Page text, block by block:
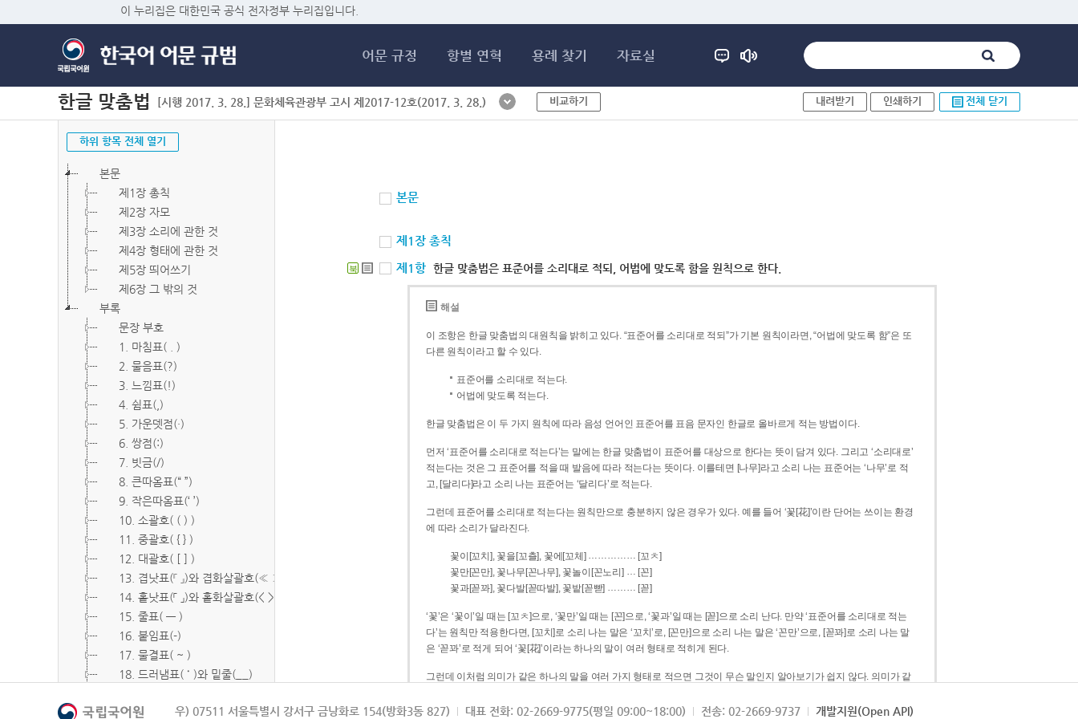
이 누리집은 대한민국 공식 전자정부 누리집입니다.
어문 규정 항별 연혁 용례 찾기 자료실
한글 맞춤법 [시행 2017. 3. 28.] 문화체육관광부 고시 제2017-12호(2017. 3. 28.) 비교하기 내려받기 인쇄하기 전체 닫기
하위 항목 전체 열기
본문
제1장 총칙
제2장 자모
제3장 소리에 관한 것
제4장 형태에 관한 것
제5장 띄어쓰기
제6장 그 밖의 것
부록
문장 부호
1. 마침표( . )
2. 물음표(?)
3. 느낌표(!)
4. 쉼표(,)
5. 가운뎃점(·)
6. 쌍점(:)
7. 빗금(/)
8. 큰따옴표(“ ”)
9. 작은따옴표(‘ ’)
10. 소괄호( ( ) )
11. 중괄호( { } )
12. 대괄호( [ ] )
13. 겹낫표(『 』)와 겹화살괄호(≪ ≫)
14. 홑낫표(「 」)와 홑화살괄호(< >)
15. 줄표( ― )
16. 붙임표(-)
17. 물결표( ~ )
18. 드러냄표( ˙ )와 밑줄(__)
20. 빠짐표( □ )
본문
제1장 총칙
북 제1항 한글 맞춤법은 표준어를 소리대로 적되, 어법에 맞도록 함을 원칙으로 한다.
해설
이 조항은 한글 맞춤법의 대원칙을 밝히고 있다. “표준어를 소리대로 적되”가 기본 원칙이라면, “어법에 맞도록 함”은 또
다른 원칙이라고 할 수 있다.
표준어를 소리대로 적는다.
어법에 맞도록 적는다.
한글 맞춤법은 이 두 가지 원칙에 따라 음성 언어인 표준어를 표음 문자인 한글로 올바르게 적는 방법이다.
먼저 ‘표준어를 소리대로 적는다’는 말에는 한글 맞춤법이 표준어를 대상으로 한다는 뜻이 담겨 있다. 그리고 ‘소리대로’
적는다는 것은 그 표준어를 적을 때 발음에 따라 적는다는 뜻이다. 이를테면 [나무]라고 소리 나는 표준어는 ‘나무’로 적
고, [달리다]라고 소리 나는 표준어는 ‘달리다’로 적는다.
그런데 표준어를 소리대로 적는다는 원칙만으로 충분하지 않은 경우가 있다. 예를 들어 ‘꽃[花]’이란 단어는 쓰이는 환경
에 따라 소리가 달라진다.
꽃이[꼬치], 꽃을[꼬츨], 꽃에[꼬체] …………… [꼬ㅊ]
꽃만[꼰만], 꽃나무[꼰나무], 꽃놀이[꼰노리] … [꼰]
꽃과[꼳꽈], 꽃다발[꼳따발], 꽃밭[꼳빧] ……… [꼳]
‘꽃’은 ‘꽃이’일 때는 [꼬ㅊ]으로, ‘꽃만’일 때는 [꼰]으로, ‘꽃과’일 때는 [꼳]으로 소리 난다. 만약 ‘표준어를 소리대로 적는
다’는 원칙만 적용한다면, [꼬치]로 소리 나는 말은 ‘꼬치’로, [꼰만]으로 소리 나는 말은 ‘꼰만’으로, [꼳꽈]로 소리 나는 말
은 ‘꼳꽈’로 적게 되어 ‘꽃[花]’이라는 하나의 말이 여러 형태로 적히게 된다.
그런데 이처럼 의미가 같은 하나의 말을 여러 가지 형태로 적으면 그것이 무슨 말인지 알아보기가 쉽지 않다. 의미가 같
되게 적는 것이 의미를 파악하는 데 효과적이다.
우) 07511 서울특별시 강서구 금낭화로 154(방화3동 827) 대표 전화: 02-2669-9775(평일 09:00~18:00) 전송: 02-2669-9737 개발지원(Open API)